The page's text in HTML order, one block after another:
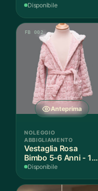
Disponibile
Anteprima
FB 002
NOLEGGIO
ABBIGLIAMENTO
Vestaglia Rosa
Bimbo 5-6 Anni - 1
Pezzo
Disponibile